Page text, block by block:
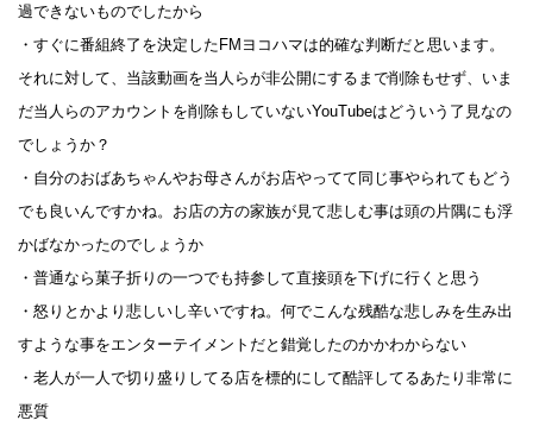
過できないものでしたから
・すぐに番組終了を決定したFMヨコハマは的確な判断だと思います。
それに対して、当該動画を当人らが非公開にするまで削除もせず、いま
だ当人らのアカウントを削除もしていないYouTubeはどういう了見なの
でしょうか？
・自分のおばあちゃんやお母さんがお店やってて同じ事やられてもどう
でも良いんですかね。お店の方の家族が見て悲しむ事は頭の片隅にも浮
かばなかったのでしょうか
・普通なら菓子折りの一つでも持参して直接頭を下げに行くと思う
・怒りとかより悲しいし辛いですね。何でこんな残酷な悲しみを生み出
すような事をエンターテイメントだと錯覚したのかかわからない
・老人が一人で切り盛りしてる店を標的にして酷評してるあたり非常に
悪質